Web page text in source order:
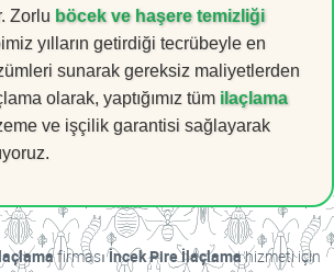
Zorlu böcek ve haşere temizliği
yılların getirdiği tecrübeyle en
sunarak gereksiz maliyetlerden
olarak, yaptığımız tüm ilaçlama
ve işçilik garantisi sağlayarak
firmasıİncek Pire İlaçlamahizmeti için